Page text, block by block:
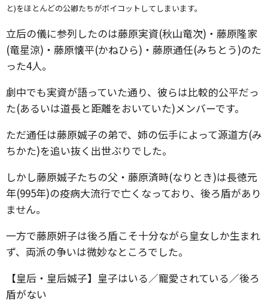
と)をほとんどの公卿たちがボイコットしてしまいます。
立后の儀に参列したのは藤原実資(秋山竜次)・藤原隆家
(竜星涼)・藤原懐平(かねひら)・藤原通任(みちとう)のた
った4人。
劇中でも実資が語っていた通り、彼らは比較的公平だっ
た(あるいは道長と距離をおいていた)メンバーです。
ただ通任は藤原娍子の弟で、姉の伝手によって源道方(み
ちかた)を追い抜く出世ぶりでした。
しかし藤原娍子たちの父・藤原済時(なりとき)は長徳元
年(995年)の疫病大流行で亡くなっており、後ろ盾があり
ません。
一方で藤原妍子は後ろ盾こそ十分ながら皇女しか生まれ
ず、両派の争いは微妙なところでした。
【皇后・皇后娍子】皇子はいる／寵愛されている／後ろ
盾がない